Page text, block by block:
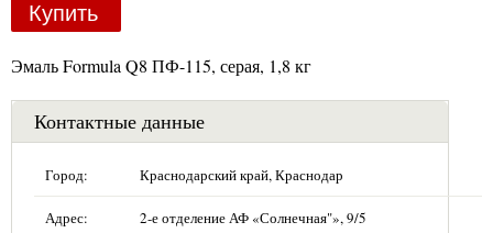
Купить
Эмаль Formula Q8 ПФ-115, серая, 1,8 кг
Контактные данные
Город: Краснодарский край, Краснодар
Адрес: 2-е отделение АФ «Солнечная"», 9/5